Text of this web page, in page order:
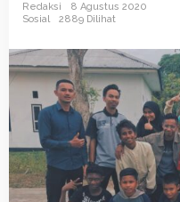
Redaksi
8 Agustus 2020
Sosial
2889 Dilihat